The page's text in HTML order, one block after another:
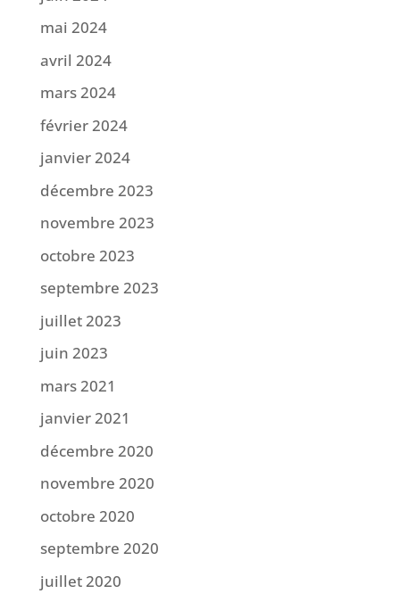
mai 2024
avril 2024
mars 2024
février 2024
janvier 2024
décembre 2023
novembre 2023
octobre 2023
septembre 2023
juillet 2023
juin 2023
mars 2021
janvier 2021
décembre 2020
novembre 2020
octobre 2020
septembre 2020
juillet 2020